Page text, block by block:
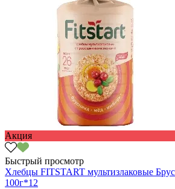
Акция
Быстрый просмотр
Хлебцы FITSTART мультизлаковые
100г*12